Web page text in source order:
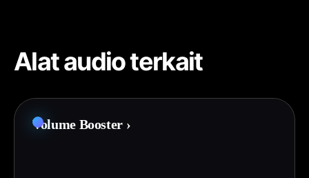
Alat audio terkait
Volume Booster ›